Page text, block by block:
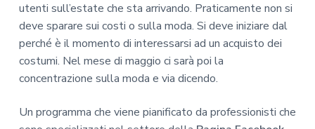
utenti sull’estate che sta arrivando. Praticamente non si
deve sparare sui costi o sulla moda. Si deve iniziare dal
perché è il momento di interessarsi ad un acquisto dei
costumi. Nel mese di maggio ci sarà poi la
concentrazione sulla moda e via dicendo.
Un programma che viene pianificato da professionisti che